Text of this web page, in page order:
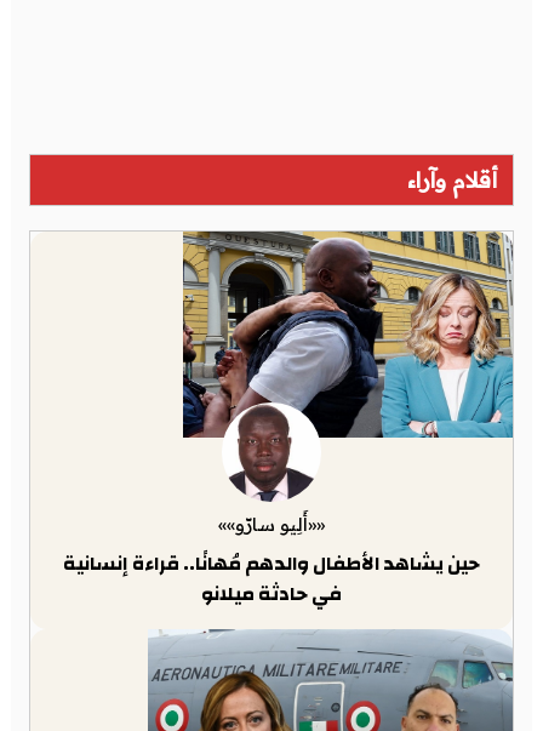
أقلام وآراء
««أَلِيو سارّو»»
حين يشاهد الأطفال والدهم مُهانًا.. قراءة إنسانية
في حادثة ميلانو